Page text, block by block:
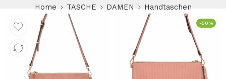
Home TASCHE DAMEN Handtaschen
-50%